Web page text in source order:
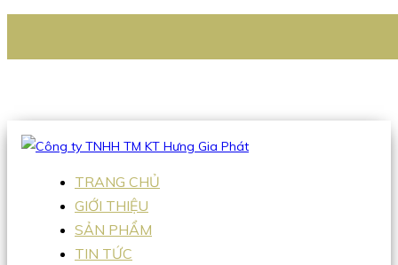
Hotline:0938 336 079
TRANG CHỦ
GIỚI THIỆU
SẢN PHẨM
TIN TỨC